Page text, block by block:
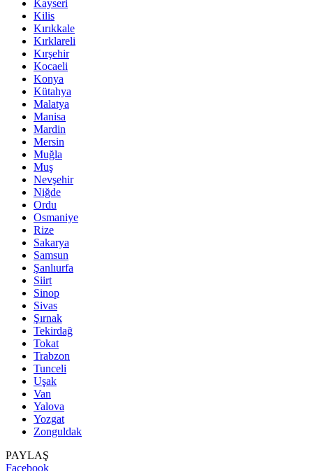
Kayseri
Kilis
Kırıkkale
Kırklareli
Kırşehir
Kocaeli
Konya
Kütahya
Malatya
Manisa
Mardin
Mersin
Muğla
Muş
Nevşehir
Niğde
Ordu
Osmaniye
Rize
Sakarya
Samsun
Şanlıurfa
Siirt
Sinop
Sivas
Şırnak
Tekirdağ
Tokat
Trabzon
Tunceli
Uşak
Van
Yalova
Yozgat
Zonguldak
PAYLAŞ
Facebook